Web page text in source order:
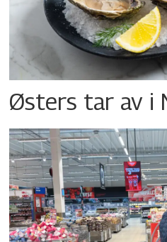
Østers tar av i